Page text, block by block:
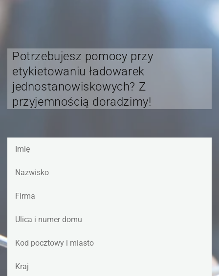
Potrzebujesz pomocy przy
etykietowaniu ładowarek
jednostanowiskowych? Z
przyjemnością doradzimy!